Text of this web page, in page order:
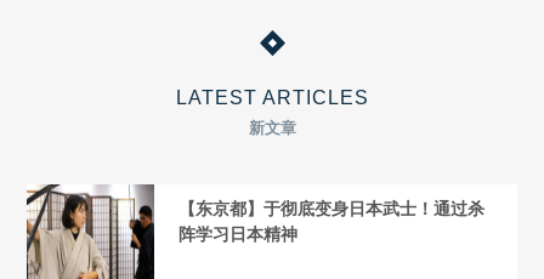
LATEST ARTICLES
新文章
【东京都】于彻底变身日本武士！通过杀
阵学习日本精神